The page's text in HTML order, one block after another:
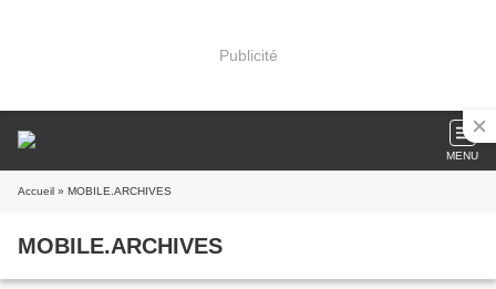
Publicité
MENU
Accueil » MOBILE.ARCHIVES
MOBILE.ARCHIVES